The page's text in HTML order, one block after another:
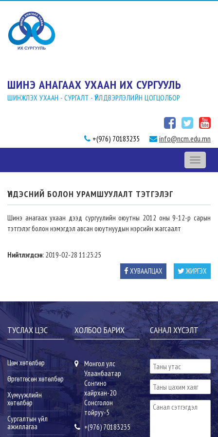
ШИНЭ АНАГААХ УХААН ИХ СУРГУУЛЬ
ШИНЖЛЭХ УХААН - СУРГАЛТ - ҮЙЛДВЭРЛЭЛИЙН ЦОГЦОЛБОР
+(976) 70183235 info@ncm.edu.mn
Toggle
ҮНДЭСНИЙ БОЛОН УРАМШУУЛАЛТ ТЭТГЭЛЭГ
Шинэ анагаах ухаан дээд сургуулийн оюутны 2012 оны 9-12-р сарын
тэтгэлэг болон нэмэгдэл авсан оюутнуудын нэрсийн жагсаалт
Нийтлэгдсэн: 2019-02-28 11:23:25
ХУВААЛЦАХ
ЖИРГЭХ
ТУСЛАХ ЦЭС
Цөм хөтөлбөр
Өргөтгөсөн хөтөлбөр
Хүмүүжлийн
хөтөлбөр
Сургалтын үйл
ажиллагаа
ХОЛБОО БАРИХ
Монгол улс
Улаанбаатар
Сонгино
хайрхан-20
Сонсголон
тойруу-5
+(976) 70183235
САНАЛ ХҮСЭЛТ